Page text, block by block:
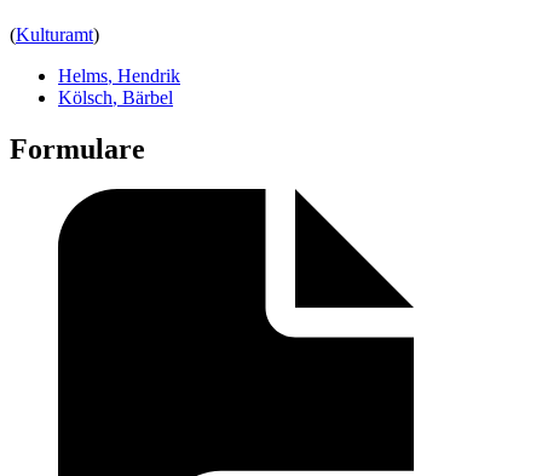
(Kulturamt)
Helms, Hendrik
Kölsch, Bärbel
Formulare